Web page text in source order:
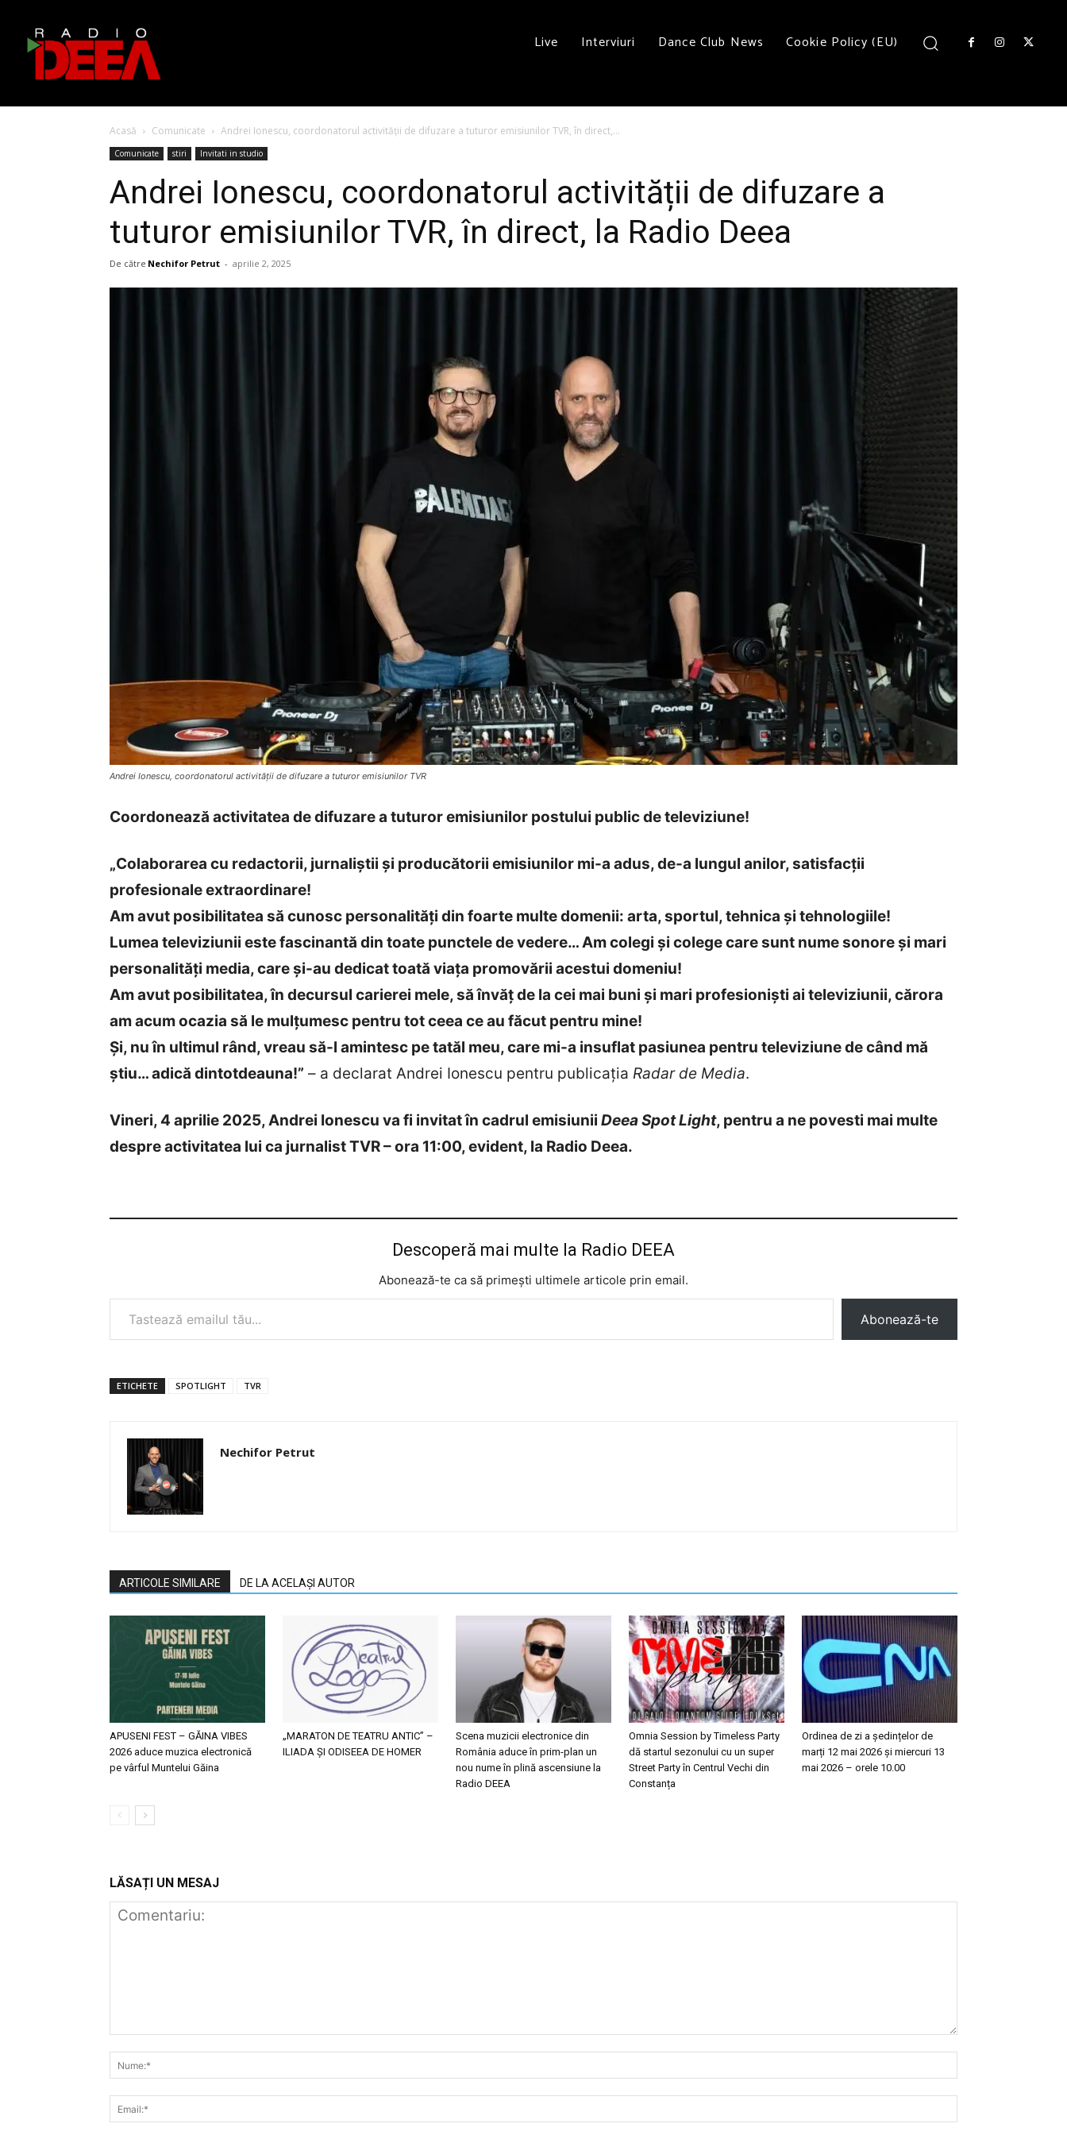
Live Interviuri Dance Club News Cookie Policy (EU)
Acasă Comunicate Andrei Ionescu, coordonatorul activității de difuzare a tuturor emisiunilor TVR, în direct,...
Comunicate stiri Invitati in studio
Andrei Ionescu, coordonatorul activității de difuzare a
tuturor emisiunilor TVR, în direct, la Radio Deea
De către Nechifor Petrut - aprilie 2, 2025
Andrei Ionescu, coordonatorul activității de difuzare a tuturor emisiunilor TVR
Coordonează activitatea de difuzare a tuturor emisiunilor postului public de televiziune!
„Colaborarea cu redactorii, jurnaliștii și producătorii emisiunilor mi-a adus, de-a lungul anilor, satisfacții
profesionale extraordinare!
Am avut posibilitatea să cunosc personalități din foarte multe domenii: arta, sportul, tehnica și tehnologiile!
Lumea televiziunii este fascinantă din toate punctele de vedere… Am colegi și colege care sunt nume sonore și mari
personalități media, care și-au dedicat toată viața promovării acestui domeniu!
Am avut posibilitatea, în decursul carierei mele, să învăț de la cei mai buni și mari profesioniști ai televiziunii, cărora
am acum ocazia să le mulțumesc pentru tot ceea ce au făcut pentru mine!
Și, nu în ultimul rând, vreau să-l amintesc pe tatăl meu, care mi-a insuflat pasiunea pentru televiziune de când mă
știu… adică dintotdeauna!” – a declarat Andrei Ionescu pentru publicația Radar de Media.
Vineri, 4 aprilie 2025, Andrei Ionescu va fi invitat în cadrul emisiunii Deea Spot Light, pentru a ne povesti mai multe
despre activitatea lui ca jurnalist TVR – ora 11:00, evident, la Radio Deea.
Descoperă mai multe la Radio DEEA
Abonează-te ca să primești ultimele articole prin email.
Tastează emailul tău...
Abonează-te
ETICHETE SPOTLIGHT TVR
Nechifor Petrut
ARTICOLE SIMILARE DE LA ACELAȘI AUTOR
APUSENI FEST – GĂINA VIBES
2026 aduce muzica electronică
pe vârful Muntelui Găina
„MARATON DE TEATRU ANTIC” –
ILIADA ȘI ODISEEA DE HOMER
Scena muzicii electronice din
România aduce în prim-plan un
nou nume în plină ascensiune la
Radio DEEA
Omnia Session by Timeless Party
dă startul sezonului cu un super
Street Party în Centrul Vechi din
Constanța
Ordinea de zi a ședințelor de
marți 12 mai 2026 și miercuri 13
mai 2026 – orele 10.00
LĂSAȚI UN MESAJ